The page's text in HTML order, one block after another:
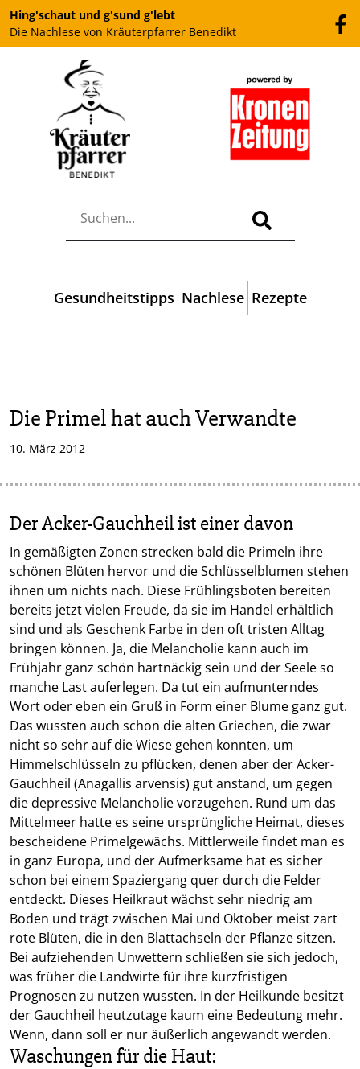
Hing'schaut und g'sund g'lebt
Die Nachlese von Kräuterpfarrer Benedikt
Gesundheitstipps Nachlese Rezepte
Die Primel hat auch Verwandte
10. März 2012
Der Acker-Gauchheil ist einer davon
In gemäßigten Zonen strecken bald die Primeln ihre
schönen Blüten hervor und die Schlüsselblumen stehen
ihnen um nichts nach. Diese Frühlingsboten bereiten
bereits jetzt vielen Freude, da sie im Handel erhältlich
sind und als Geschenk Farbe in den oft tristen Alltag
bringen können. Ja, die Melancholie kann auch im
Frühjahr ganz schön hartnäckig sein und der Seele so
manche Last auferlegen. Da tut ein aufmunterndes
Wort oder eben ein Gruß in Form einer Blume ganz gut.
Das wussten auch schon die alten Griechen, die zwar
nicht so sehr auf die Wiese gehen konnten, um
Himmelschlüsseln zu pflücken, denen aber der Acker-
Gauchheil (Anagallis arvensis) gut anstand, um gegen
die depressive Melancholie vorzugehen. Rund um das
Mittelmeer hatte es seine ursprüngliche Heimat, dieses
bescheidene Primelgewächs. Mittlerweile findet man es
in ganz Europa, und der Aufmerksame hat es sicher
schon bei einem Spaziergang quer durch die Felder
entdeckt. Dieses Heilkraut wächst sehr niedrig am
Boden und trägt zwischen Mai und Oktober meist zart
rote Blüten, die in den Blattachseln der Pflanze sitzen.
Bei aufziehenden Unwettern schließen sie sich jedoch,
was früher die Landwirte für ihre kurzfristigen
Prognosen zu nutzen wussten. In der Heilkunde besitzt
der Gauchheil heutzutage kaum eine Bedeutung mehr.
Wenn, dann soll er nur äußerlich angewandt werden.
Waschungen für die Haut: